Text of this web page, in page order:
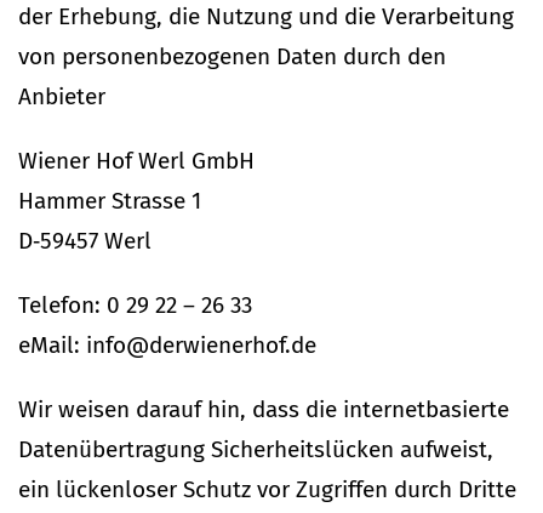
der Erhebung, die Nutzung und die Ver­ar­beitung
von per­so­nen­be­zo­genen Daten durch den
Anbieter
Wiener Hof Werl GmbH
Hammer Strasse 1
D‑59457 Werl
Telefon: 0 29 22 – 26 33
eMail: info@derwienerhof.de
Wir weisen darauf hin, dass die inter­net­ba­sierte
Daten­über­tragung Sicher­heits­lücken auf­weist,
ein lücken­loser Schutz vor Zugriffen durch Dritte